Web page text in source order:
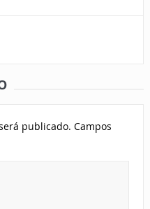
publicado. Campos